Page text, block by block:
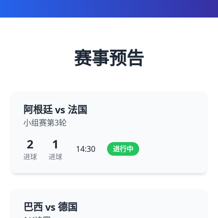
赛事预告
阿根廷 vs 法国
小组赛第3轮
2
进球
1
进球
14:30 进行中
巴西 vs 德国